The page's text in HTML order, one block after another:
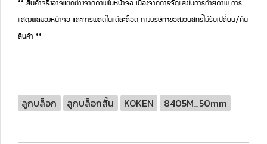
** สินค้าจริงอาจแตกต่างจากภาพในหน้าจอ เนื่องจากการจัดแสงในการถ่ายภาพ การ
แสดงผลของหน้าจอ และการผลิตในแต่ละล็อต ทางบริษัทฯขอสงวนสิทธิ์ไม่รับเปลี่ยน/คืน
สินค้า **
ลูกบล็อก ลูกบล็อกสั้น KOKEN 8405M_50mm